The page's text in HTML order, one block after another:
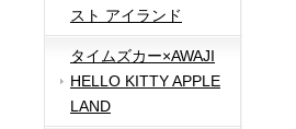
スト アイランド
タイムズカー×AWAJI
HELLO KITTY APPLE
LAND